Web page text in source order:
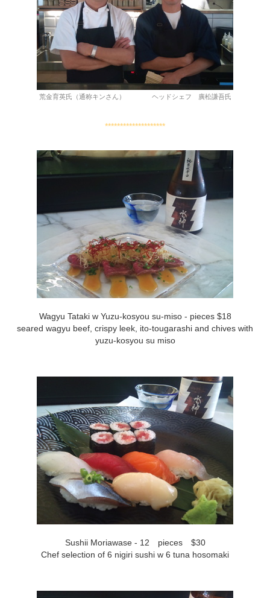
荒金育英氏（通称キンさん） ヘッドシェフ 廣松謙吾氏
********************
Wagyu Tataki w Yuzu-kosyou su-miso - pieces $18
seared wagyu beef, crispy leek, ito-tougarashi and chives with
yuzu-kosyou su miso
Sushii Moriawase - 12 pieces $30
Chef selection of 6 nigiri sushi w 6 tuna hosomaki